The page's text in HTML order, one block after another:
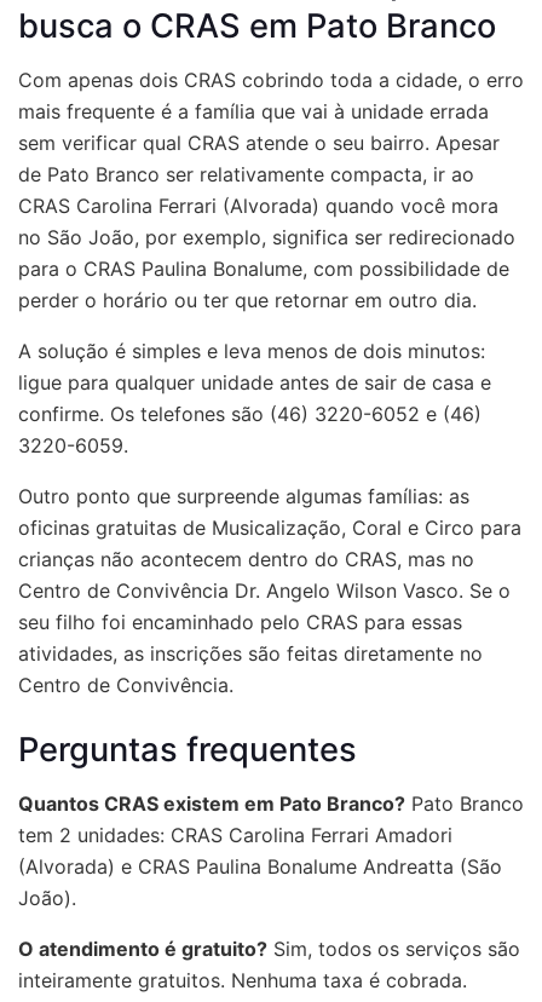
busca o CRAS em Pato Branco
Com apenas dois CRAS cobrindo toda a cidade, o erro
mais frequente é a família que vai à unidade errada
sem verificar qual CRAS atende o seu bairro. Apesar
de Pato Branco ser relativamente compacta, ir ao
CRAS Carolina Ferrari (Alvorada) quando você mora
no São João, por exemplo, significa ser redirecionado
para o CRAS Paulina Bonalume, com possibilidade de
perder o horário ou ter que retornar em outro dia.
A solução é simples e leva menos de dois minutos:
ligue para qualquer unidade antes de sair de casa e
confirme. Os telefones são (46) 3220-6052 e (46)
3220-6059.
Outro ponto que surpreende algumas famílias: as
oficinas gratuitas de Musicalização, Coral e Circo para
crianças não acontecem dentro do CRAS, mas no
Centro de Convivência Dr. Angelo Wilson Vasco. Se o
seu filho foi encaminhado pelo CRAS para essas
atividades, as inscrições são feitas diretamente no
Centro de Convivência.
Perguntas frequentes
Quantos CRAS existem em Pato Branco? Pato Branco
tem 2 unidades: CRAS Carolina Ferrari Amadori
(Alvorada) e CRAS Paulina Bonalume Andreatta (São
João).
O atendimento é gratuito? Sim, todos os serviços são
inteiramente gratuitos. Nenhuma taxa é cobrada.